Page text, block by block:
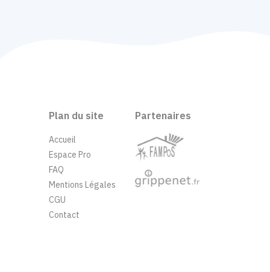
Plan du site
Accueil
Espace Pro
FAQ
Mentions Légales
CGU
Contact
Partenaires